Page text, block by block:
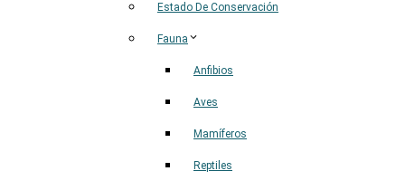
Estado De Conservación
Fauna
Anfibios
Aves
Mamíferos
Reptiles